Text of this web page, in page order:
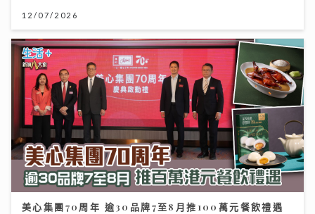
12/07/2026
美心集團70周年 逾30品牌7至8月推100萬元餐飲禮遇